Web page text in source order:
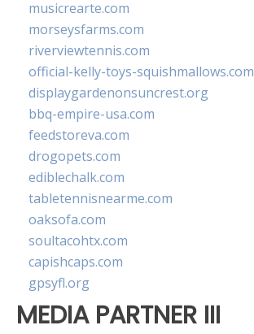
musicrearte.com
morseysfarms.com
riverviewtennis.com
official-kelly-toys-squishmallows.com
displaygardenonsuncrest.org
bbq-empire-usa.com
feedstoreva.com
drogopets.com
ediblechalk.com
tabletennisnearme.com
oaksofa.com
soultacohtx.com
capishcaps.com
gpsyfl.org
MEDIA PARTNER III